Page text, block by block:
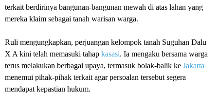
terkait berdirinya bangunan-bangunan mewah di atas lahan yang
mereka klaim sebagai tanah warisan warga.
‎Ruli mengungkapkan, perjuangan kelompok tanah Suguhan Dalu
X A kini telah memasuki tahap kasasi. Ia mengaku bersama warga
terus melakukan berbagai upaya, termasuk bolak-balik ke Jakarta
menemui pihak-pihak terkait agar persoalan tersebut segera
mendapat kepastian hukum.